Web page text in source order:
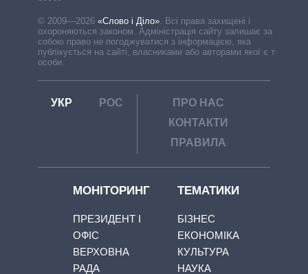
© 2009—2026 «Слово і Діло»
Всі права захищені і
охороняються законом. Адміністрація сайту залишає за
собою право не погоджуватися з інформацією, яка
публікується на сайті, власниками або авторами якої є треті
особи.
УКР РОС
ПРО НАС
КОНТАКТИ
ПРАВИЛА
МОНІТОРИНГ
ПРЕЗИДЕНТ І
ОФІС
ВЕРХОВНА
РАДА
ТЕМАТИКИ
БІЗНЕС
ЕКОНОМІКА
КУЛЬТУРА
НАУКА